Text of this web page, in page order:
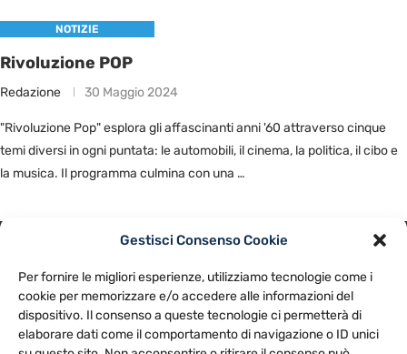
Gestisci Consenso Cookie
Per fornire le migliori esperienze, utilizziamo tecnologie come i
cookie per memorizzare e/o accedere alle informazioni del
dispositivo. Il consenso a queste tecnologie ci permetterà di
elaborare dati come il comportamento di navigazione o ID unici
NOTIZIE
Rivoluzione POP
Redazione 30 Maggio 2024
"Rivoluzione Pop" esplora gli affascinanti anni '60 attraverso cinque
temi diversi in ogni puntata: le automobili, il cinema, la politica, il cibo e
la musica. Il programma culmina con una …
NOTE LEGALI
CONTATTACI PREFERENZE
TV LIBERA S.P.A.
Via Monteleonese 95/21 – 51100 Pistoia (PT)